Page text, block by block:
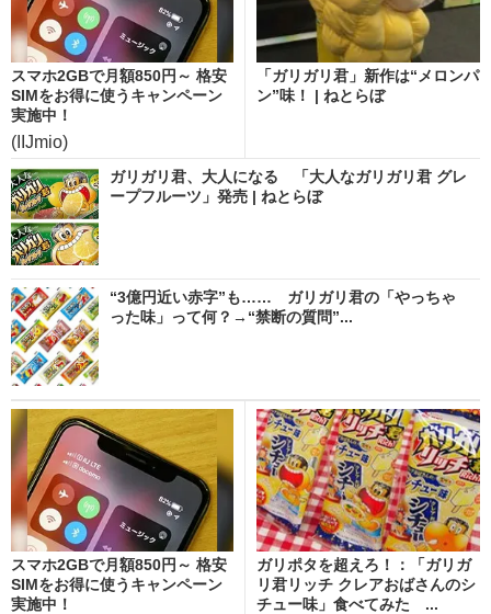
スマホ2GBで月額850円～ 格安
SIMをお得に使うキャンペーン
実施中！
(IIJmio)
「ガリガリ君」新作は“メロンパ
ン”味！ | ねとらぼ
ガリガリ君、大人になる 「大人なガリガリ君 グレ
ープフルーツ」発売 | ねとらぼ
“3億円近い赤字”も…… ガリガリ君の「やっちゃ
った味」って何？→“禁断の質問”...
スマホ2GBで月額850円～ 格安
SIMをお得に使うキャンペーン
実施中！
ガリポタを超えろ！：「ガリガ
リ君リッチ クレアおばさんのシ
チュー味」食べてみた ...